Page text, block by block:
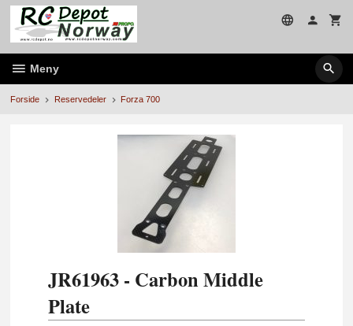
Gå
innholdet
Meny
Forside Reservedeler Forza 700
JR61963 - Carbon Middle
Plate